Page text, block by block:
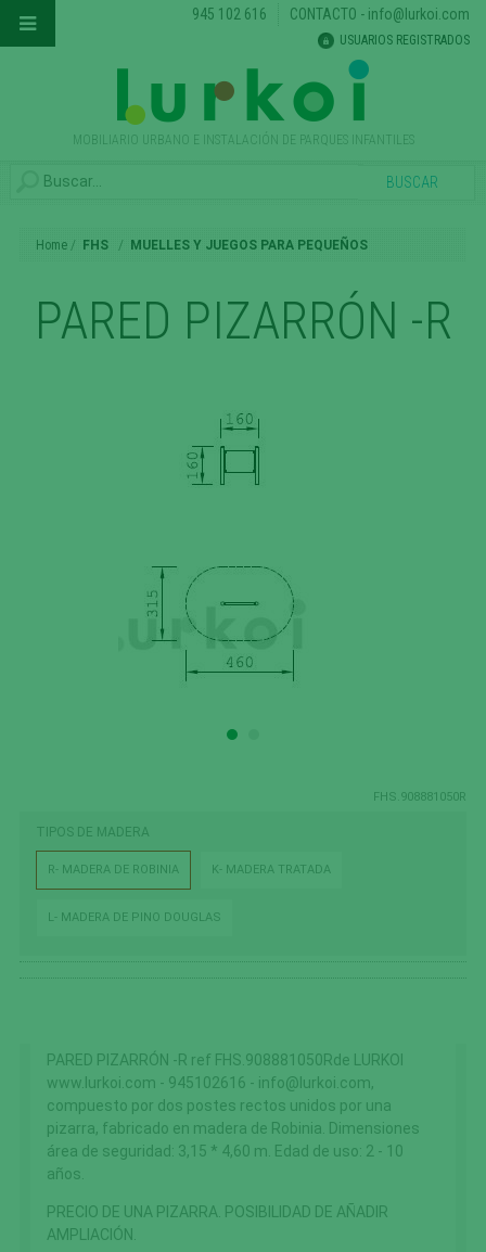
MOBILIARIO URBANO E INSTALACIÓN DE PARQUES INFANTILES
945 102 616 CONTACTO - info@lurkoi.com
USUARIOS REGISTRADOS
Home FHS MUELLES Y JUEGOS PARA PEQUEÑOS
PARED PIZARRÓN -R
FHS.908881050R
TIPOS DE MADERA
R- MADERA DE ROBINIA K- MADERA TRATADA
L- MADERA DE PINO DOUGLAS
PARED PIZARRÓN -R ref FHS.908881050Rde LURKOI
www.lurkoi.com - 945102616 - info@lurkoi.com,
compuesto por dos postes rectos unidos por una
pizarra, fabricado en madera de Robinia. Dimensiones
área de seguridad: 3,15 * 4,60 m. Edad de uso: 2 - 10
años.
PRECIO DE UNA PIZARRA. POSIBILIDAD DE AÑADIR
AMPLIACIÓN.